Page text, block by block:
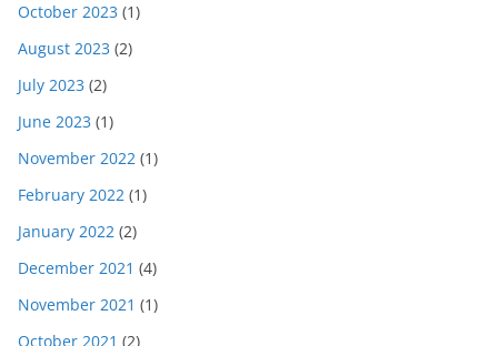
October 2023 (1)
August 2023 (2)
July 2023 (2)
June 2023 (1)
November 2022 (1)
February 2022 (1)
January 2022 (2)
December 2021 (4)
November 2021 (1)
October 2021 (2)